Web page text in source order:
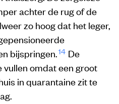
achter de rug of de
zo hoog dat het leger,
bijspringen.14 De
omdat een groot
in quarantaine zit te